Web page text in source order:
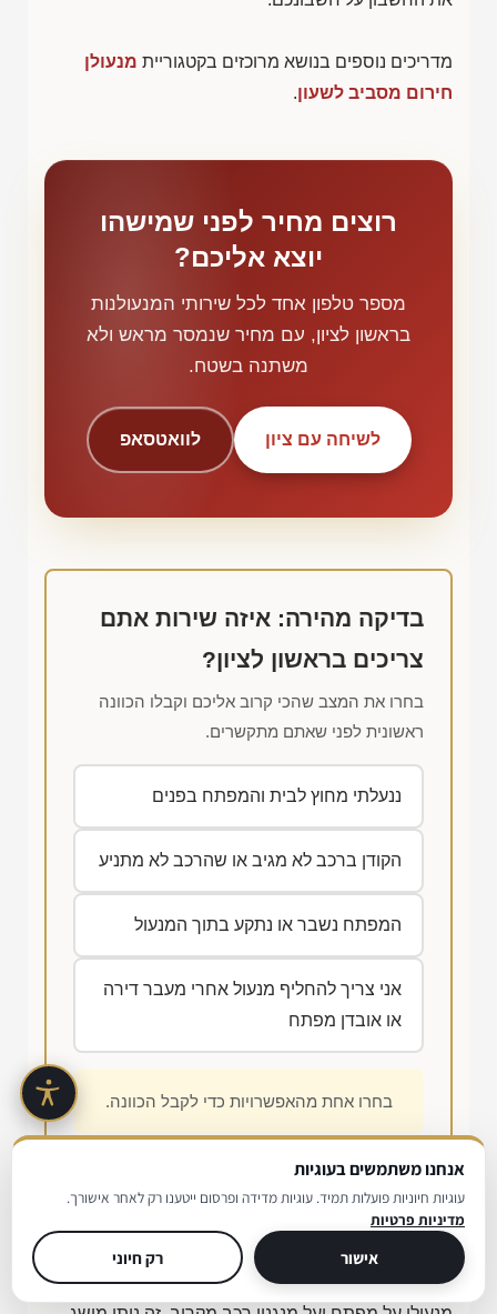
מדריכים נוספים בנושא מרוכזים בקטגוריית מנעולן
חירום מסביב לשעון.
רוצים מחיר לפני שמישהו
יוצא אליכם?
מספר טלפון אחד לכל שירותי המנעולנות
בראשון לציון, עם מחיר שנמסר מראש ולא
משתנה בשטח.
לשיחה עם ציון לוואטסאפ
בדיקה מהירה: איזה שירות אתם
צריכים בראשון לציון?
בחרו את המצב שהכי קרוב אליכם וקבלו הכוונה
ראשונית לפני שאתם מתקשרים.
ננעלתי מחוץ לבית והמפתח בפנים
הקודן ברכב לא מגיב או שהרכב לא מתניע
המפתח נשבר או נתקע בתוך המנעול
אני צריך להחליף מנעול אחרי מעבר דירה
או אובדן מפתח
בחרו אחת מהאפשרויות כדי לקבל הכוונה.
רגע לפני שמתקשרים
בסרטון הקצר הבא אפשר לראות איך נראית עבודת
אנחנו משתמשים בעוגיות
עוגיות חיוניות פועלות תמיד. עוגיות מדידה ופרסום ייטענו רק לאחר אישורך.
מדיניות פרטיות
אישור רק חיוני